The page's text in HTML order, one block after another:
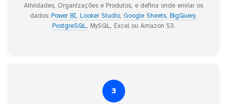
Atividades, Organizações e Produtos, e defina onde enviar os
dados: Power BI, Looker Studio, Google Sheets, BigQuery,
PostgreSQL, MySQL, Excel ou Amazon S3.
3